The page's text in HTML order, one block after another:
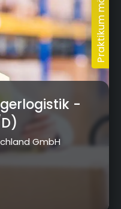
-
GmbH